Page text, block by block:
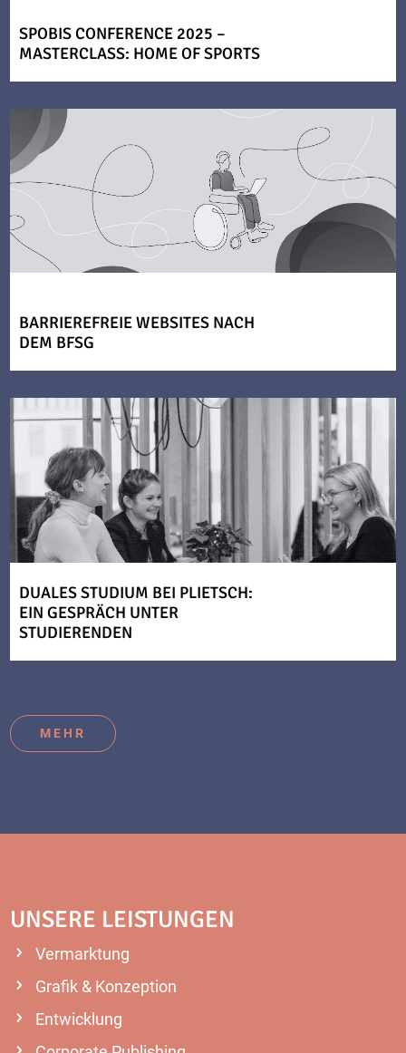
SPOBIS CONFERENCE 2025 –
MASTERCLASS: HOME OF SPORTS
BARRIEREFREIE WEBSITES NACH
DEM BFSG
DUALES STUDIUM BEI PLIETSCH:
EIN GESPRÄCH UNTER
STUDIERENDEN
MEHR
UNSERE LEISTUNGEN
Vermarktung
Grafik & Konzeption
Entwicklung